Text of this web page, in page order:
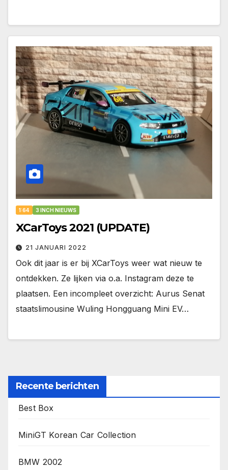
1:64 3 INCH NIEUWS
XCarToys 2021 (UPDATE)
21 JANUARI 2022
Ook dit jaar is er bij XCarToys weer wat nieuw te
ontdekken. Ze lijken via o.a. Instagram deze te
plaatsen. Een incompleet overzicht: Aurus Senat
staatslimousine Wuling Hongguang Mini EV…
Recente berichten
Best Box
MiniGT Korean Car Collection
BMW 2002